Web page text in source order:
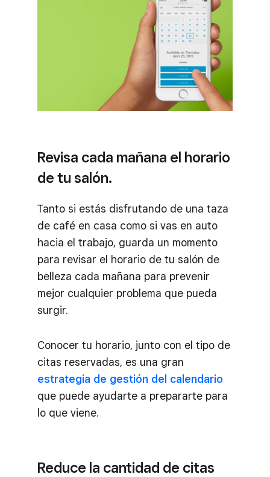
Revisa cada mañana el horario
de tu salón.
Tanto si estás disfrutando de una taza
de café en casa como si vas en auto
hacia el trabajo, guarda un momento
para revisar el horario de tu salón de
belleza cada mañana para prevenir
mejor cualquier problema que pueda
surgir.
Conocer tu horario, junto con el tipo de
citas reservadas, es una gran
estrategia de gestión del calendario
que puede ayudarte a prepararte para
lo que viene.
Reduce la cantidad de citas